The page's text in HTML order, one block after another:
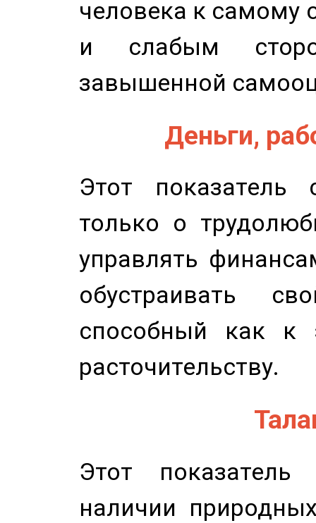
человека к самому
и слабым
завышенной
Деньги,
Этот показатель
только о
управлять
обустраивать
способный как к
расточительству.
Этот показатель
наличии